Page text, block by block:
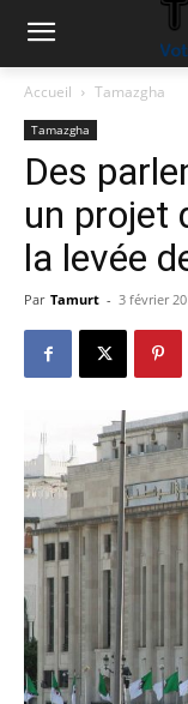
Accueil Tamazgha
Tamazgha
Des
un projet
la levée
Par Tamurt - 3 février